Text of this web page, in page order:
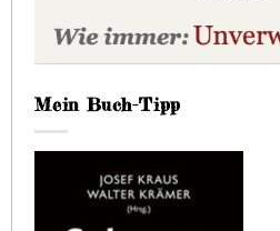
Mein Buch-Tipp